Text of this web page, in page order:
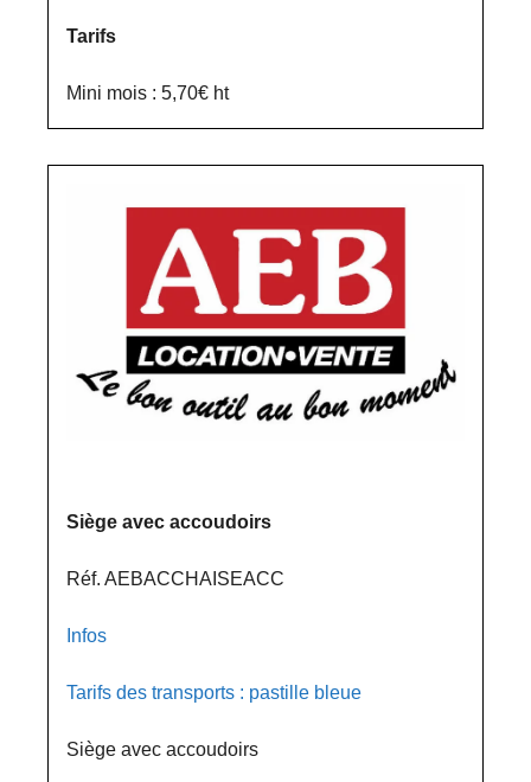
Tarifs
Mini mois : 5,70€ ht
Siège avec accoudoirs
Réf. AEBACCHAISEACC
Infos
Tarifs des transports : pastille bleue
Siège avec accoudoirs